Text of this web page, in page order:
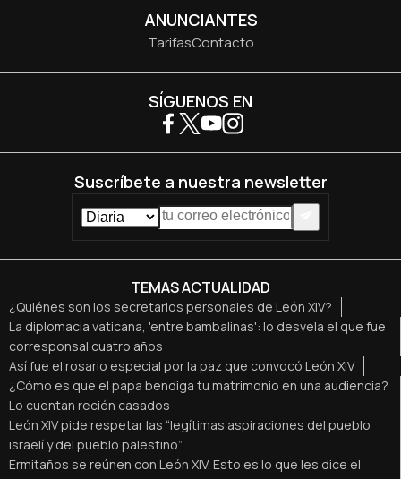
ANUNCIANTES
TarifasContacto
TEMAS ACTUALIDAD
¿Quiénes son los secretarios personales de León XIV?
La diplomacia vaticana, 'entre bambalinas': lo desvela el que fue
corresponsal cuatro años
Así fue el rosario especial por la paz que convocó León XIV
¿Cómo es que el papa bendiga tu matrimonio en una audiencia?
Lo cuentan recién casados
León XIV pide respetar las “legítimas aspiraciones del pueblo
israelí y del pueblo palestino”
Ermitaños se reúnen con León XIV. Esto es lo que les dice el
SÍGUENOS EN
Suscríbete a nuestra newsletter